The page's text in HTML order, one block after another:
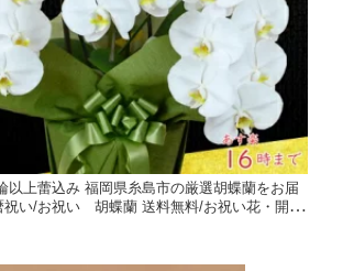
以上蕾込み 福岡県糸島市の厳選胡蝶蘭をお届
い/お祝い 胡蝶蘭 送料無料/お祝い花・開店
供え花 胡蝶蘭 お祝い・お祝い返し・還暦・
落成式 お歳暮株主総会